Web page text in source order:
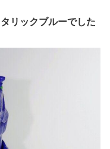
リックブルーでした